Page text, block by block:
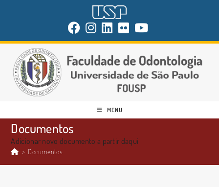
MENU
Documentos
Adicionar novo documento a partir daqui
> Documentos